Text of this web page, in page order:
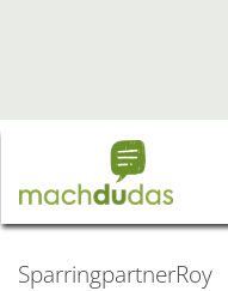
SparringpartnerRoy